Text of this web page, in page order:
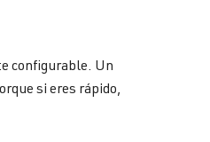
configurable. Un
si eres rápido,